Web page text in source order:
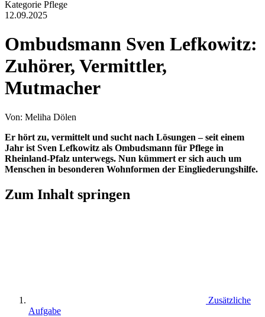
Kategorie Pflege
12.09.2025
Ombudsmann Sven Lefkowitz:
Zuhörer, Vermittler,
Mutmacher
Von: Meliha Dölen
Er hört zu, vermittelt und sucht nach Lösungen – seit einem
Jahr ist Sven Lefkowitz als Ombudsmann für Pflege in
Rheinland-Pfalz unterwegs. Nun kümmert er sich auch um
Menschen in besonderen Wohnformen der Eingliederungshilfe.
Zum Inhalt springen
Zusätzliche
Aufgabe